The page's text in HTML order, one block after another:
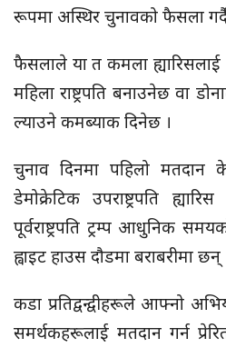
रूपमा अस्थिर चुनावको फैसला
फैसलाले या त कमलाह्यारिसलाई
महिला राष्ट्रपति बनाउनेछ वा
ल्याउने कमब्याक दिनेछ ।
चुनाव दिनमा पहिलो मतदान
डेमोक्रेटिक उपराष्ट्रपति
पूर्वराष्ट्रपति ट्रम्प आधुनिक
ह्वाइट हाउस दौडमा बराबरीमा छन्
कडा प्रतिद्वन्द्वीहरूले आफ्नो
समर्थकहरूलाई मतदान गर्न